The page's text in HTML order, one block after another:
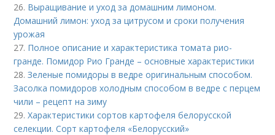
26. Выращивание и уход за домашним лимоном.
Домашний лимон: уход за цитрусом и сроки получения
урожая
27. Полное описание и характеристика томата рио-
гранде. Помидор Рио Гранде – основные характеристики
28.Зеленые помидоры в ведре оригинальным способом.
Засолка помидоров холодным способом в ведре с перцем
чили – рецепт на зиму
29.Характеристики сортов картофеля белорусской
селекции. Сорт картофеля «Белорусский»